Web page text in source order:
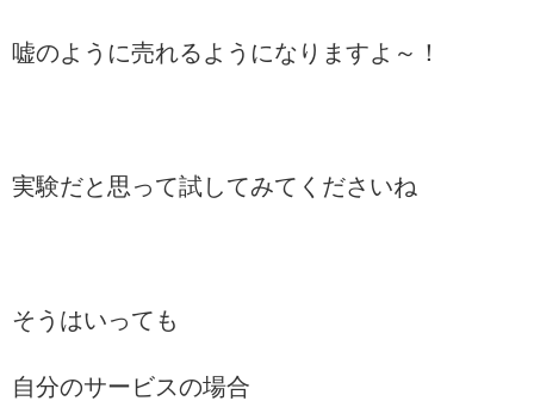
嘘のように売れるようになりますよ～！
実験だと思って試してみてくださいね
そうはいっても
自分のサービスの場合